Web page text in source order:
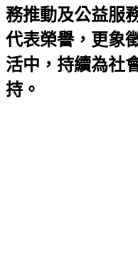
務推動及公益服
代表榮譽，更象
活中，持續為社
持。